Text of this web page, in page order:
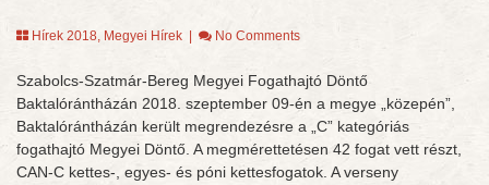
Hírek 2018, Megyei Hírek No Comments
Szabolcs-Szatmár-Bereg Megyei Fogathajtó Döntő
Baktalórántházán 2018. szeptember 09-én a megye „közepén”,
Baktalórántházán került megrendezésre a „C” kategóriás
fogathajtó Megyei Döntő. A megmérettetésen 42 fogat vett részt,
CAN-C kettes-, egyes- és póni kettesfogatok. A verseny